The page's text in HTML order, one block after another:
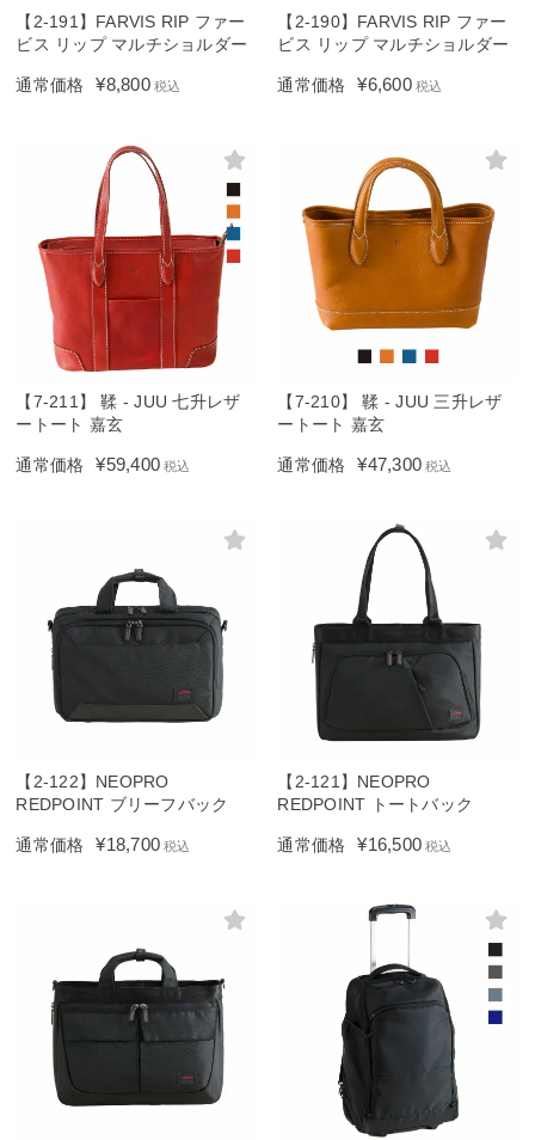
【2-191】FARVIS RIP ファー
ビス リップ マルチショルダー
通常価格 ¥8,800 税込
【2-190】FARVIS RIP ファー
ビス リップ マルチショルダー
通常価格 ¥6,600 税込
【7-211】 鞣 - JUU 七升レザ
ートート 嘉玄
通常価格 ¥59,400 税込
【7-210】 鞣 - JUU 三升レザ
ートート 嘉玄
通常価格 ¥47,300 税込
【2-122】NEOPRO
REDPOINT ブリーフバック
通常価格 ¥18,700 税込
【2-121】NEOPRO
REDPOINT トートバック
通常価格 ¥16,500 税込